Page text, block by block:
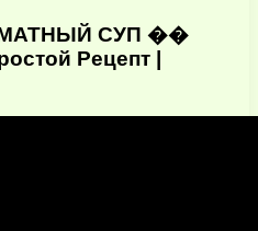
СУП ��
Рецепт |